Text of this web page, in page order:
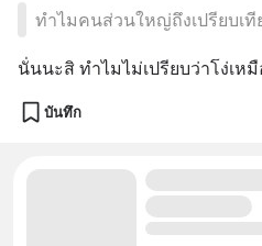
ทำไมคนส่วนใหญ่ถึงเปรียบเ
นั่นนะสิ ทำไมไม่เปรียบว่าโง่เห
บันทึก